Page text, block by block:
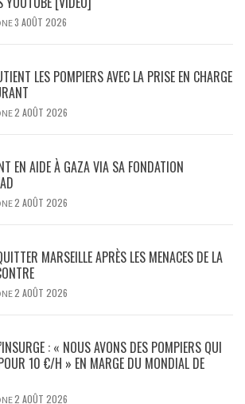
3 AOÛT 2026
LES POMPIERS AVEC LA PRISE EN CHARGE
2 AOÛT 2026
EN AIDE À GAZA VIA SA FONDATION
2 AOÛT 2026
MARSEILLE APRÈS LES MENACES DE LA
2 AOÛT 2026
: « NOUS AVONS DES POMPIERS QUI
10 €/H » EN MARGE DU MONDIAL DE
2 AOÛT 2026